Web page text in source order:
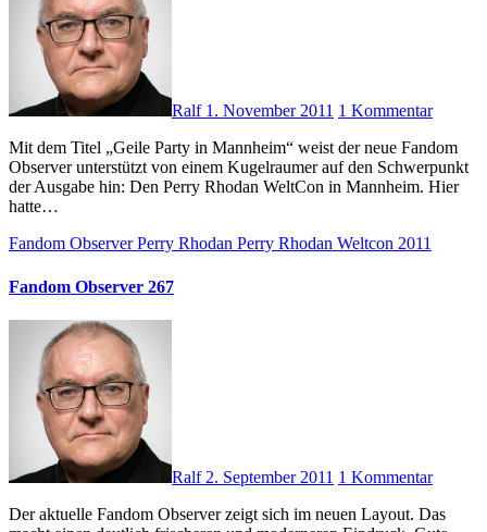
Ralf 1. November 2011 1 Kommentar
Mit dem Titel „Geile Party in Mannheim“ weist der neue Fandom
Observer unterstützt von einem Kugelraumer auf den Schwerpunkt
der Ausgabe hin: Den Perry Rhodan WeltCon in Mannheim. Hier
hatte…
Fandom ObserverPerry Rhodan Perry Rhodan Weltcon 2011
Fandom Observer 267
Ralf 2. September 2011 1 Kommentar
Der aktuelle Fandom Observer zeigt sich im neuen Layout. Das